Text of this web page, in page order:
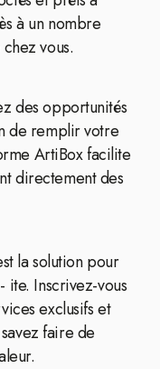
à un nombre
vous.
des opportunités
de remplir votre
ArtiBox facilite
directement des
la solution pour
ite. Inscrivez-vous
exclusifs et
faire de